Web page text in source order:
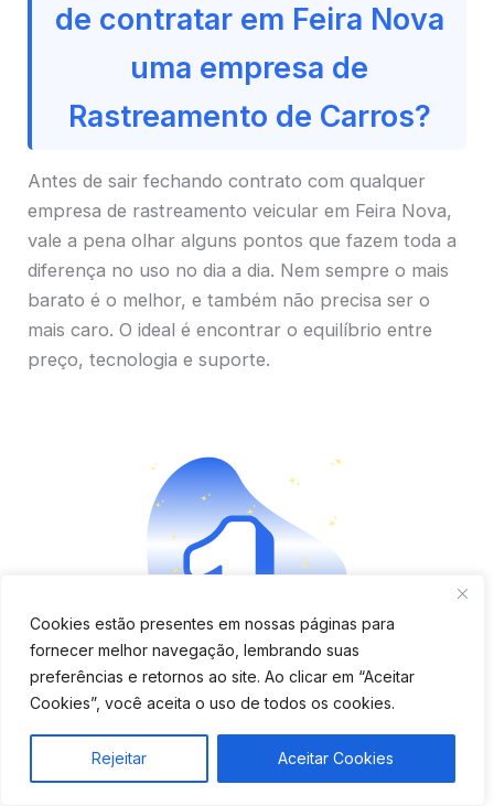
Cookies estão presentes em nossas páginas para
fornecer melhor navegação, lembrando suas
preferências e retornos ao site. Ao clicar em “Aceitar
Cookies”, você aceita o uso de todos os cookies.
Rejeitar Aceitar Cookies
de contratar em Feira Nova
uma empresa de
Rastreamento de Carros?
Antes de sair fechando contrato com qualquer
empresa de rastreamento veicular em Feira Nova,
vale a pena olhar alguns pontos que fazem toda a
diferença no uso no dia a dia. Nem sempre o mais
barato é o melhor, e também não precisa ser o
mais caro. O ideal é encontrar o equilíbrio entre
preço, tecnologia e suporte.
Aplicativo completo e fácil
de usar